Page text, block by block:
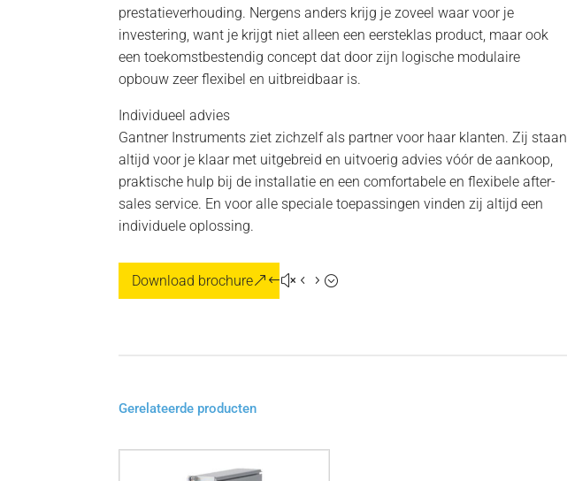
prestatieverhouding. Nergens anders krijg je zoveel waar voor je
investering, want je krijgt niet alleen een eersteklas product, maar ook
een toekomstbestendig concept dat door zijn logische modulaire
opbouw zeer flexibel en uitbreidbaar is.
Individueel advies
Gantner Instruments ziet zichzelf als partner voor haar klanten. Zij staan
altijd voor je klaar met uitgebreid en uitvoerig advies vóór de aankoop,
praktische hulp bij de installatie en een comfortabele en flexibele after-
sales service. En voor alle speciale toepassingen vinden zij altijd een
individuele oplossing.
Download brochure
Gerelateerde producten